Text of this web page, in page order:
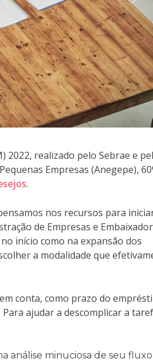
realizado pelo Sebrae e
Empresas (Anegepe),
.
nos recursos para
de Empresas e
início como na expansão dos
a modalidade que
conta, como prazo do
ajudar a descomplicar a
análise minuciosa de seu